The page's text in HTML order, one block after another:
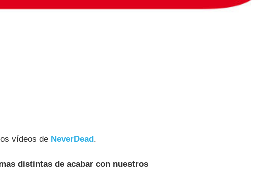
vídeos de NeverDead .
distintas de acabar con nuestros